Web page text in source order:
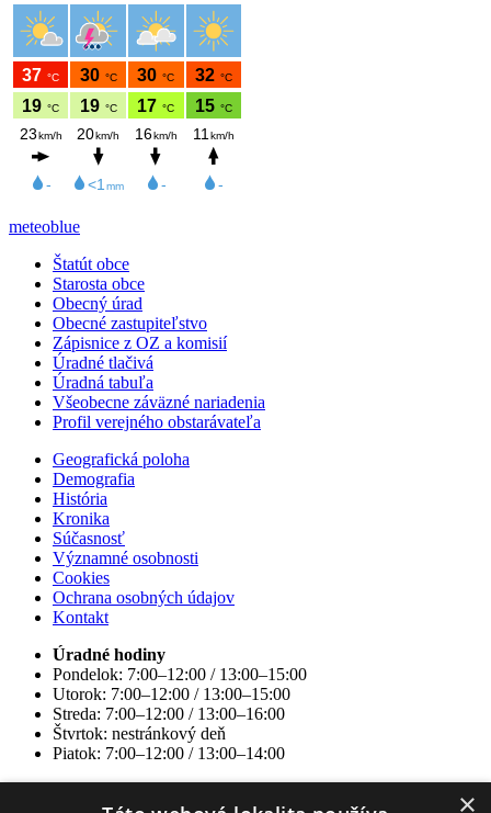
meteoblue
Štatút obce
Starosta obce
Obecný úrad
Obecné zastupiteľstvo
Zápisnice z OZ a komisií
Úradné tlačivá
Úradná tabuľa
Všeobecne záväzné nariadenia
Profil verejného obstarávateľa
Geografická poloha
Demografia
História
Kronika
Súčasnosť
Významné osobnosti
Cookies
Ochrana osobných údajov
Kontakt
Úradné hodiny
Pondelok: 7:00–12:00 / 13:00–15:00
Utorok: 7:00–12:00 / 13:00–15:00
Streda: 7:00–12:00 / 13:00–16:00
Štvrtok: nestránkový deň
Piatok: 7:00–12:00 / 13:00–14:00
×